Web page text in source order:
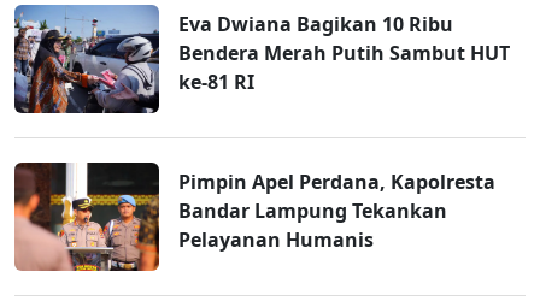
Eva Dwiana Bagikan 10 Ribu
Bendera Merah Putih Sambut HUT
ke-81 RI
Pimpin Apel Perdana, Kapolresta
Bandar Lampung Tekankan
Pelayanan Humanis